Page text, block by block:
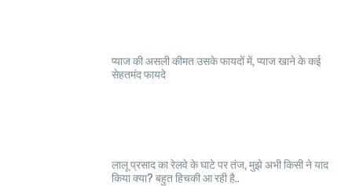
प्याज की असली कीमत उसके फायदों में, प्याज खाने के कई
सेहतमंद फायदे
लालू प्रसाद का रेलवे के घाटे पर तंज, मुझे अभी किसी ने याद
किया क्या? बहुत हिचकी आ रही है..